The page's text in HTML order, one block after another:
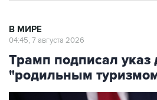
В МИРЕ
04:45, 7 августа 2026
Трамп подписал указ
"родильным